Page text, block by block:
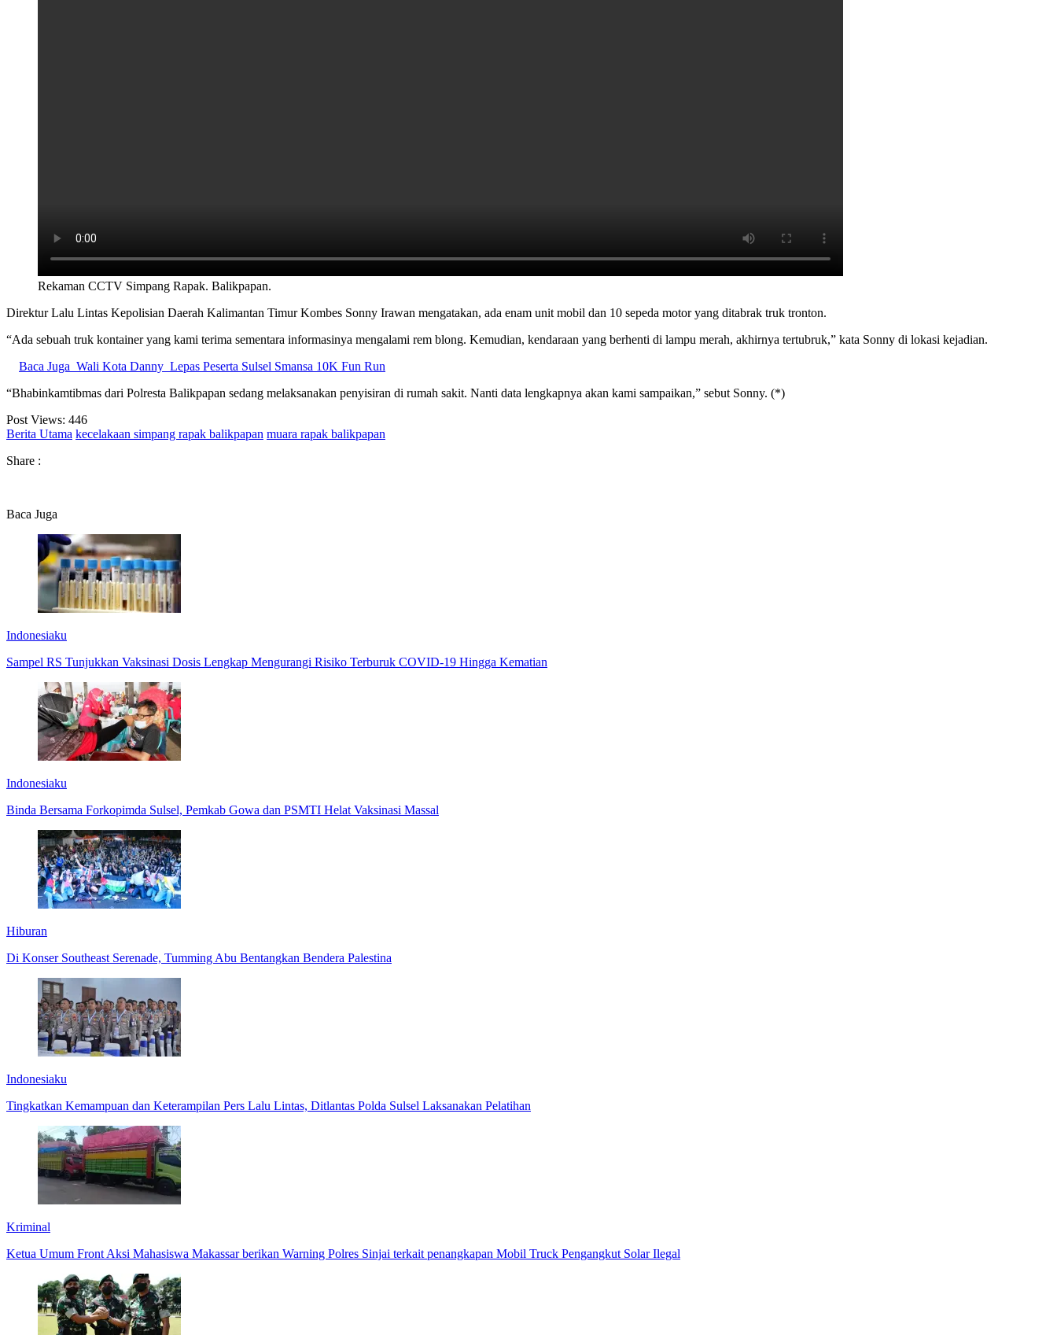
Rekaman CCTV Simpang Rapak. Balikpapan.
Direktur Lalu Lintas Kepolisian Daerah Kalimantan Timur Kombes Sonny Irawan mengatakan, ada enam unit mobil dan 10 sepeda motor yang ditabrak truk tronton.
“Ada sebuah truk kontainer yang kami terima sementara informasinya mengalami rem blong. Kemudian, kendaraan yang berhenti di lampu merah, akhirnya tertubruk,” kata Sonny di lokasi kejadian.
Baca Juga Wali Kota Danny Lepas Peserta Sulsel Smansa 10K Fun Run
“Bhabinkamtibmas dari Polresta Balikpapan sedang melaksanakan penyisiran di rumah sakit. Nanti data lengkapnya akan kami sampaikan,” sebut Sonny. (*)
Post Views: 446
Berita Utama kecelakaan simpang rapak balikpapan muara rapak balikpapan
Share :
Baca Juga
Indonesiaku
Sampel RS Tunjukkan Vaksinasi Dosis Lengkap Mengurangi Risiko Terburuk COVID-19 Hingga Kematian
Indonesiaku
Binda Bersama Forkopimda Sulsel, Pemkab Gowa dan PSMTI Helat Vaksinasi Massal
Hiburan
Di Konser Southeast Serenade, Tumming Abu Bentangkan Bendera Palestina
Indonesiaku
Tingkatkan Kemampuan dan Keterampilan Pers Lalu Lintas, Ditlantas Polda Sulsel Laksanakan Pelatihan
Kriminal
Ketua Umum Front Aksi Mahasiswa Makassar berikan Warning Polres Sinjai terkait penangkapan Mobil Truck Pengangkut Solar Ilegal